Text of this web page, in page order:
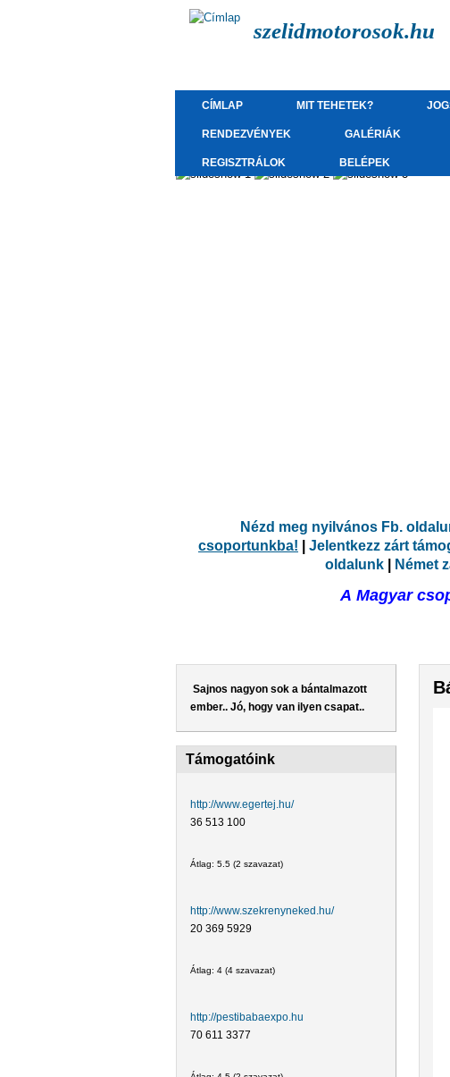
szelidmotorosok.hu
CÍMLAP MIT TEHETEK?
RENDEZVÉNYEK GALÉRIÁK
REGISZTRÁLOK BELÉPEK
Nézd meg nyilvános Fb.
csoportunkba!
Jelentkezz zárt
oldalunk
Német
A Magyar
Sajnos nagyon sok a bántalmazott
ember.. Jó, hogy van ilyen csapat..
Támogatóink
http://www.egertej.hu/
36 513 100
Átlag: 5.5 (2 szavazat)
http://www.szekrenyneked.hu/
20 369 5929
Átlag: 4 (4 szavazat)
http://pestibabaexpo.hu
70 611 3377